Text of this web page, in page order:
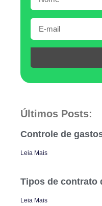
Últimos Posts:
Controle de
Leia Mais
Tipos de contrato
Leia Mais